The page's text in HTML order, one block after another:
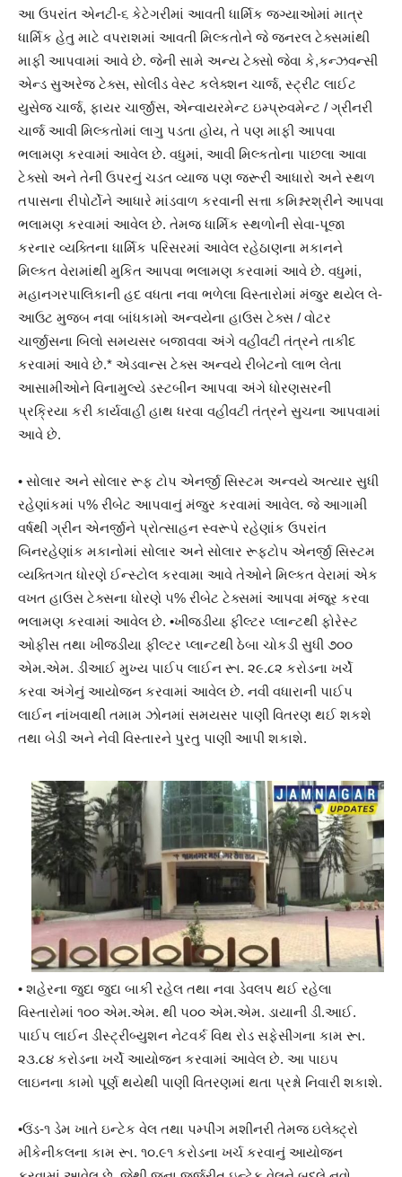
આ ઉપરાંત એનટી-૬ કેટેગરીમાં આવતી ધાર્મિક જગ્યાઓમાં માત્ર
ધાર્મિક હેતુ માટે વપરાશમાં આવતી મિલ્કતોને જે જનરલ ટેક્સમાંથી
માફી આપવામાં આવે છે. જેની સામે અન્ય ટેક્સો જેવા કે,કન્ઝવન્સી
એન્ડ સુઅરેજ ટેક્સ, સોલીડ વેસ્ટ કલેક્શન ચાર્જ, સ્ટ્રીટ લાઈટ
યુસેજ ચાર્જ, ફાયર ચાર્જીસ, એન્વાયરમેન્ટ ઇમ્પ્રુવમેન્ટ / ગ્રીનરી
ચાર્જ આવી મિલ્કતોમાં લાગુ પડતા હોય, તે પણ માફી આપવા
ભલામણ કરવામાં આવેલ છે. વધુમાં, આવી મિલ્કતોના પાછલા આવા
ટેક્સો અને તેની ઉપરનું ચડત વ્યાજ પણ જરૂરી આધારો અને સ્થળ
તપાસના રીપોર્ટોને આધારે માંડવાળ કરવાની સત્તા કમિશ્નરશ્રીને આપવા
ભલામણ કરવામાં આવેલ છે. તેમજ ધાર્મિક સ્થળોની સેવા-પૂજા
કરનાર વ્યક્તિના ધાર્મિક પરિસરમાં આવેલ રહેઠાણના મકાનને
મિલ્કત વેરામાંથી મુકિત આપવા ભલામણ કરવામાં આવે છે. વધુમાં,
મહાનગરપાલિકાની હદ વધતા નવા ભળેલા વિસ્તારોમાં મંજુર થયેલ લે-
આઉટ મુજબ નવા બાંધકામો અન્વયેના હાઉસ ટેક્સ / વોટર
ચાર્જીસના બિલો સમયસર બજાવવા અંગે વહીવટી તંત્રને તાકીદ
કરવામાં આવે છે.* એડવાન્સ ટેક્સ અન્વયે રીબેટનો લાભ લેતા
આસામીઓને વિનામુલ્યે ડસ્ટબીન આપવા અંગે ધોરણસરની
પ્રક્રિયા કરી કાર્યવાહી હાથ ધરવા વહીવટી તંત્રને સુચના આપવામાં
આવે છે.
• સોલાર અને સોલાર રૂફ ટોપ એનર્જી સિસ્ટમ અન્વયે અત્યાર સુધી
રહેણાંકમાં ૫% રીબેટ આપવાનું મંજુર કરવામાં આવેલ. જે આગામી
વર્ષથી ગ્રીન એનર્જીને પ્રોત્સાહન સ્વરૂપે રહેણાંક ઉપરાંત
બિનરહેણાંક મકાનોમાં સોલાર અને સોલાર રૂફટોપ એનર્જી સિસ્ટમ
વ્યક્તિગત ધોરણે ઈન્સ્ટોલ કરવામા આવે તેઓને મિલ્કત વેરામાં એક
વખત હાઉસ ટેક્સના ધોરણે ૫% રીબેટ ટેક્સમાં આપવા મંજૂર કરવા
ભલામણ કરવામાં આવેલ છે. •ખીજડીયા ફીલ્ટર પ્લાન્ટથી ફોરેસ્ટ
ઓફીસ તથા ખીજડીયા ફીલ્ટર પ્લાન્ટથી ઠેબા ચોકડી સુધી ૭૦૦
એમ.એમ. ડીઆઈ મુખ્ય પાઈપ લાઈન રૂા. ૨૯.૮૨ કરોડના ખર્ચે
કરવા અંગેનું આયોજન કરવામાં આવેલ છે. નવી વધારાની પાઈપ
લાઈન નાંખવાથી તમામ ઝોનમાં સમયસર પાણી વિતરણ થઈ શકશે
તથા બેડી અને નેવી વિસ્તારને પુરતુ પાણી આપી શકાશે.
• શહેરના જુદા જુદા બાકી રહેલ તથા નવા ડેવલપ થઈ રહેલા
વિસ્તારોમાં ૧૦૦ એમ.એમ. થી ૫૦૦ એમ.એમ. ડાયાની ડી.આઈ.
પાઈપ લાઈન ડીસ્ટ્રીબ્યુશન નેટવર્ક વિથ રોડ સફેસીંગના કામ રૂા.
૨૩.૮૪ કરોડના ખર્ચે આયોજન કરવામાં આવેલ છે. આ પાઇપ
લાઇનના કામો પૂર્ણ થયેથી પાણી વિતરણમાં થતા પ્રશ્નો નિવારી શકાશે.
•ઉંડ-૧ ડેમ ખાતે ઇન્ટેક વેલ તથા પમ્પીંગ મશીનરી તેમજ ઇલેક્ટ્રો
મીકેનીકલના કામ રૂા. ૧૦.૯૧ કરોડના ખર્ચ કરવાનું આયોજન